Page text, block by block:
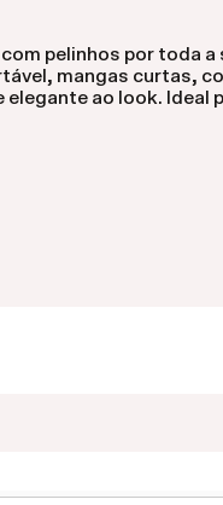
pelinhos por toda
mangas curtas,
ao look.